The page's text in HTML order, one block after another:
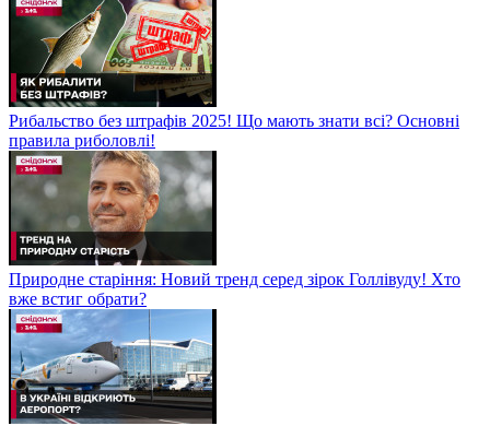
Рибальство без штрафів 2025! Що мають знати всі? Основні
правила риболовлі!
Природне старіння: Новий тренд серед зірок Голлівуду! Хто
вже встиг обрати?